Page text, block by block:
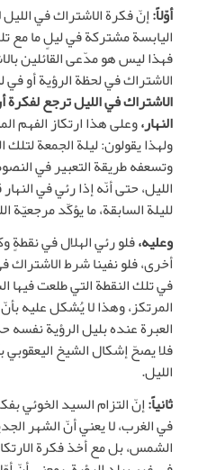
أوّلاً:إنّ فكرة الاشتراك في
اليابسة مشتركة في ليلٍ ما مع
فهذا ليس هو مدّعى القائلين
الاشتراك في لحظة الرؤية أو
الاشتراك في الليل ترجع لفكرة
النهار،وعلى هذا ارتكاز الفهم
ولهذا يقولون: ليلة الجمعة لتلك
وتسعفه طريقة التعبير في
الليل، حتى أنّه إذا رئي في
لليلة السابقة، ما يؤكّد مرجعيّة
وعليه،فلو رئي الهلال في
أخرى، فلو نفينا شرط
في تلك النقطة التي طلعت فيها
المرتكز، وهذا لا يُشكل عليه
العبرة عنده بليل الرؤية
فلا يصحّ إشكال الشيخ
الليل.
ثانياً:إنّ التزام السيد الخوئي
في الغرب، لا يعني أنّ الشهر
الشمس، بل مع أخذ فكرة